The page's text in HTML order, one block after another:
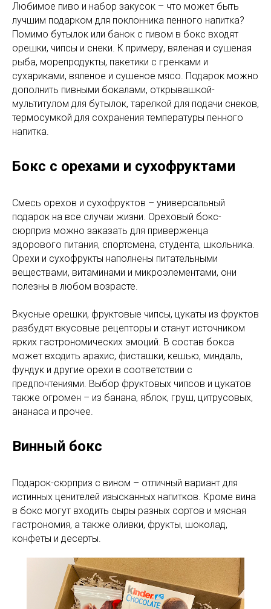
Любимое пиво и набор закусок – что может быть
лучшим подарком для поклонника пенного напитка?
Помимо бутылок или банок с пивом в бокс входят
орешки, чипсы и снеки. К примеру, вяленая и сушеная
рыба, морепродукты, пакетики с гренками и
сухариками, вяленое и сушеное мясо. Подарок можно
дополнить пивными бокалами, открывашкой-
мультитулом для бутылок, тарелкой для подачи снеков,
термосумкой для сохранения температуры пенного
напитка.
Бокс с орехами и сухофруктами
Смесь орехов и сухофруктов – универсальный
подарок на все случаи жизни. Ореховый бокс-
сюрприз можно заказать для приверженца
здорового питания, спортсмена, студента, школьника.
Орехи и сухофрукты наполнены питательными
веществами, витаминами и микроэлементами, они
полезны в любом возрасте.
Вкусные орешки, фруктовые чипсы, цукаты из фруктов
разбудят вкусовые рецепторы и станут источником
ярких гастрономических эмоций. В состав бокса
может входить арахис, фисташки, кешью, миндаль,
фундук и другие орехи в соответствии с
предпочтениями. Выбор фруктовых чипсов и цукатов
также огромен – из банана, яблок, груш, цитрусовых,
ананаса и прочее.
Винный бокс
Подарок-сюрприз с вином – отличный вариант для
истинных ценителей изысканных напитков. Кроме вина
в бокс могут входить сыры разных сортов и мясная
гастрономия, а также оливки, фрукты, шоколад,
конфеты и десерты.